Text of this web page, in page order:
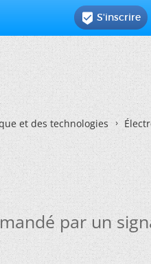
 S'inscrire
et des technologies
par un